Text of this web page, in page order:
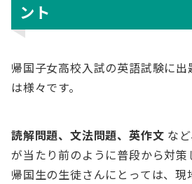
ント
帰国子女高校入試の英語試験に
は様々です。
読解問題、文法問題、英作文 な
が当たり前のように普段から対策
帰国生の生徒さんにとっては、現